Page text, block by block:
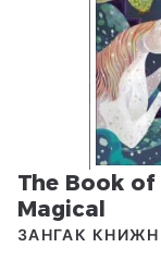
The Book
Magical
ЗАНГАК